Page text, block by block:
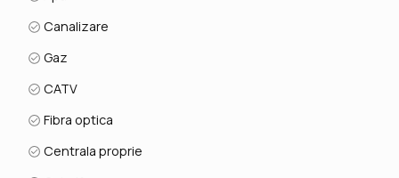
Canalizare
Gaz
CATV
Fibra optica
Centrala proprie